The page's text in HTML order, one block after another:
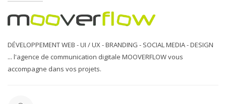
DÉVELOPPEMENT WEB - UI / UX - BRANDING - SOCIAL MEDIA - DESIGN
... l'agence de communication digitale MOOVERFLOW vous
accompagne dans vos projets.